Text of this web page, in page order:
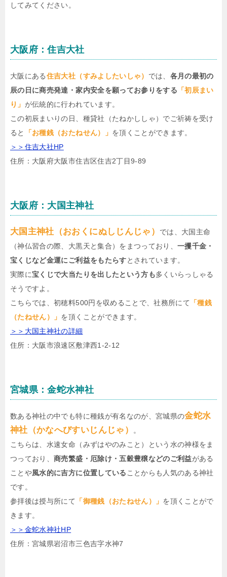
してみてください。
大阪府：住吉大社
大阪にある住吉大社（すみよしたいしゃ） では、 各月の最初の
辰の日に商売発達・家内安全を願ってお参りをする 「初辰まい
り」 が伝統的に行われています。
この初辰まいりの日、種貸社（たねかししゃ）でご祈祷を受け
ると
「お種銭（おたねせん）」 を頂くことができます。
＞＞住吉大社HP
住所：大阪府大阪市住吉区住吉2丁目9-89
大阪府：大国主神社
大国主神社（おおくにぬしじんじゃ）
では、大国主命
（神仏習合の際、大黒天と集合）をまつっており、一攫千金・
宝くじなど金運にご利益をもたらすとされています。
実際に宝くじで大当たりを出したという方も多くいらっしゃる
そうですよ。
こちらでは、初穂料500円を収めることで、社務所にて
「種銭
（たねせん）」 を頂くことができます。
＞＞大国主神社の詳細
住所：大阪市浪速区敷津西1-2-12
宮城県：金蛇水神社
数ある神社の中でも特に種銭が有名なのが、宮城県の金蛇水
神社（かなへびすいじんじゃ）
。
こちらは、水速女命（みずはやのみこと）という水の神様をま
つっており、商売繁盛・厄除け・五穀豊穣などのご利益がある
ことや風水的に吉方に位置している ことからも人気のある神社
です。
参拝後は授与所にて
「御種銭（おたねせん）」 を頂くことがで
きます。
＞＞金蛇水神社HP
住所：宮城県岩沼市三色吉字水神7